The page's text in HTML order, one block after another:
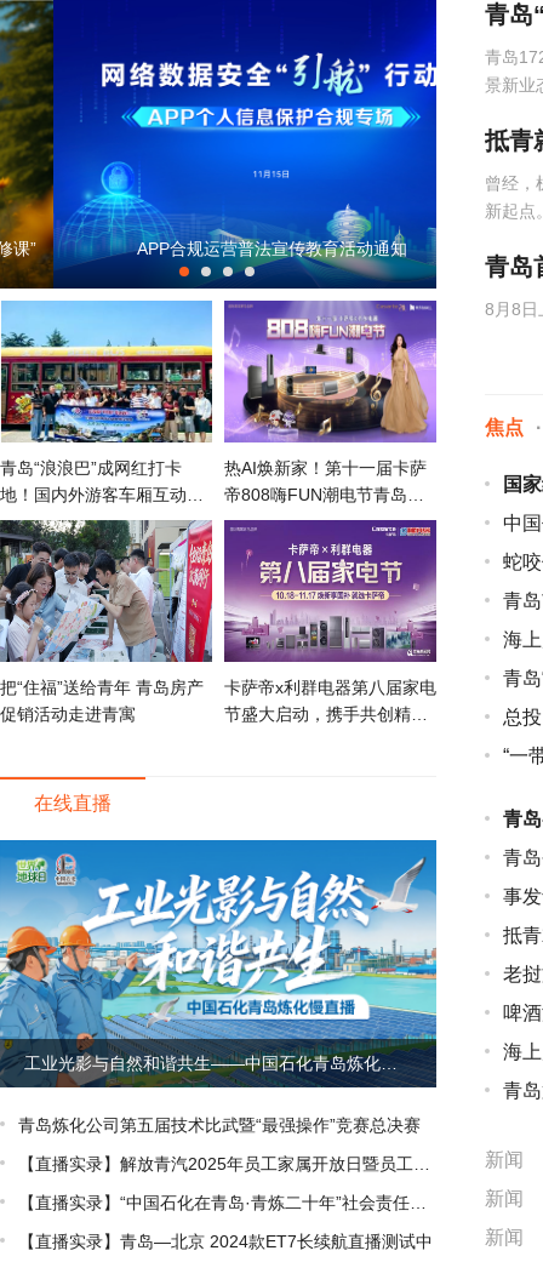
老挝文旅考察团首访青岛，精准深耕东南亚入境旅游市
场迎突破
青岛“浪浪巴”成网红打卡
地！国内外游客车厢互动共
享滨海风情
热AI焕新家！第十一届卡萨
帝808嗨FUN潮电节青岛主
会场重磅启幕
把“住福”送给青年 青岛房产
促销活动走进青寓
卡萨帝x利群电器第八届家电
节盛大启动，携手共创精智
在线直播
青岛炼化公司第五届技术比武暨“最强操作”竞赛总决赛
【直播实录】解放青汽2025年员工家属开放日暨员工音乐节
【直播实录】“中国石化在青岛·青炼二十年”社会责任报告发布会
【直播实录】青岛—北京 2024款ET7长续航直播测试中
青岛
青岛
景新业
抵青
曾经，
新起点
8月8日
焦点 ·
国
中国
蛇
青
海
青
总
“一
青
青岛
事
抵
老挝
啤
海
青岛
新闻
新闻
新闻